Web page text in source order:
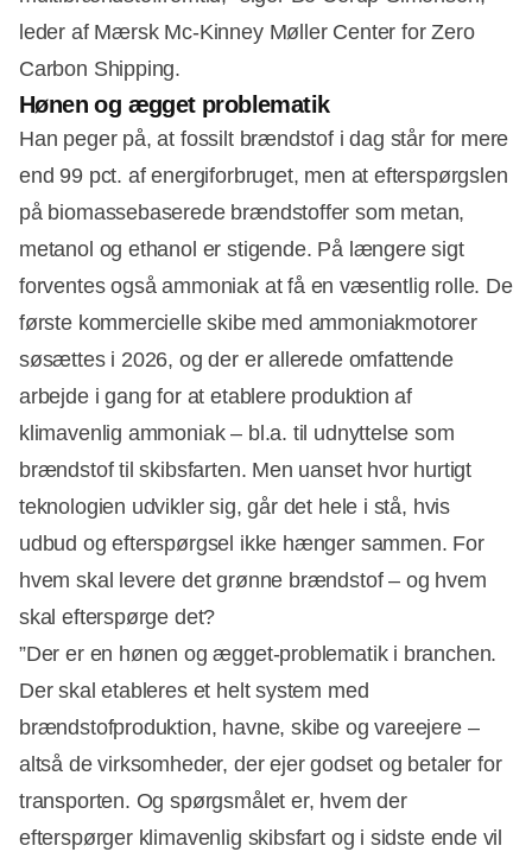
leder af Mærsk Mc-Kinney Møller Center for Zero
Carbon Shipping.
Hønen og ægget problematik
Han peger på, at fossilt brændstof i dag står for mere
end 99 pct. af energiforbruget, men at efterspørgslen
på biomassebaserede brændstoffer som metan,
metanol og ethanol er stigende. På længere sigt
forventes også ammoniak at få en væsentlig rolle. De
første kommercielle skibe med ammoniakmotorer
søsættes i 2026, og der er allerede omfattende
arbejde i gang for at etablere produktion af
klimavenlig ammoniak – bl.a. til udnyttelse som
brændstof til skibsfarten. Men uanset hvor hurtigt
teknologien udvikler sig, går det hele i stå, hvis
udbud og efterspørgsel ikke hænger sammen. For
hvem skal levere det grønne brændstof – og hvem
skal efterspørge det?
”Der er en hønen og ægget-problematik i branchen.
Der skal etableres et helt system med
brændstofproduktion, havne, skibe og vareejere –
altså de virksomheder, der ejer godset og betaler for
transporten. Og spørgsmålet er, hvem der
efterspørger klimavenlig skibsfart og i sidste ende vil